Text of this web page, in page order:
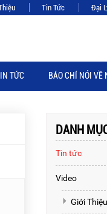
Tin Tức Đại
TỨC BÁO CHÍ NÓI VỀ
DANH
Tin tức
Video
Giới